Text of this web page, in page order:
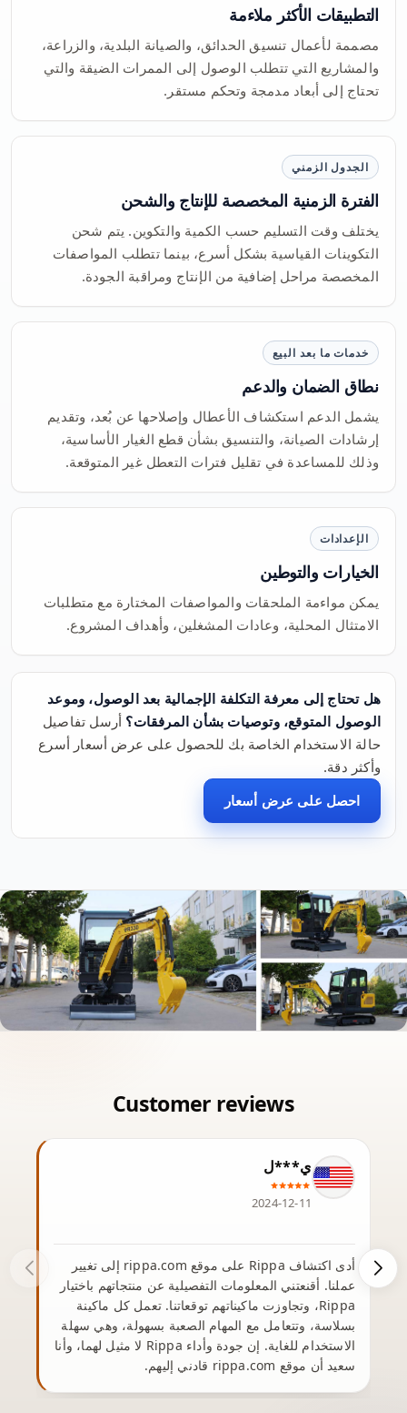
التطبيقات الأكثر ملاءمة
مصممة لأعمال تنسيق الحدائق، والصيانة البلدية، والزراعة،
والمشاريع التي تتطلب الوصول إلى الممرات الضيقة والتي
تحتاج إلى أبعاد مدمجة وتحكم مستقر.
الجدول الزمني
الفترة الزمنية المخصصة للإنتاج والشحن
يختلف وقت التسليم حسب الكمية والتكوين. يتم شحن
التكوينات القياسية بشكل أسرع، بينما تتطلب المواصفات
المخصصة مراحل إضافية من الإنتاج ومراقبة الجودة.
خدمات ما بعد البيع
نطاق الضمان والدعم
يشمل الدعم استكشاف الأعطال وإصلاحها عن بُعد، وتقديم
إرشادات الصيانة، والتنسيق بشأن قطع الغيار الأساسية،
وذلك للمساعدة في تقليل فترات التعطل غير المتوقعة.
الإعدادات
الخيارات والتوطين
يمكن مواءمة الملحقات والمواصفات المختارة مع متطلبات
الامتثال المحلية، وعادات المشغلين، وأهداف المشروع.
هل تحتاج إلى معرفة التكلفة الإجمالية بعد الوصول، وموعد
الوصول المتوقع، وتوصيات بشأن المرفقات؟ أرسل تفاصيل
حالة الاستخدام الخاصة بك للحصول على عرض أسعار أسرع
وأكثر دقة.
احصل على عرض أسعار
ي***ل
2024-12-11
أدى اكتشاف Rippa على موقع rippa.com إلى تغيير
عملنا. أقنعتني المعلومات التفصيلية عن منتجاتهم باختيار
Rippa، وتجاوزت ماكيناتهم توقعاتنا. تعمل كل ماكينة
بسلاسة، وتتعامل مع المهام الصعبة بسهولة، وهي سهلة
الاستخدام للغاية. إن جودة وأداء Rippa لا مثيل لهما، وأنا
سعيد أن موقع rippa.com قادني إليهم.